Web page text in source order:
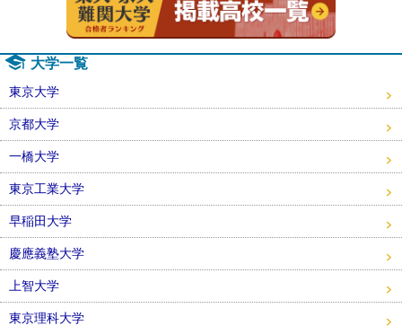
大学一覧
東京大学
京都大学
一橋大学
東京工業大学
早稲田大学
慶應義塾大学
上智大学
東京理科大学